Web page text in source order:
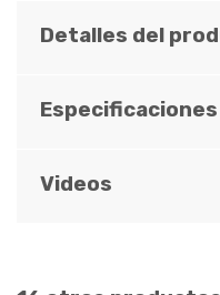
Detalles del
Videos